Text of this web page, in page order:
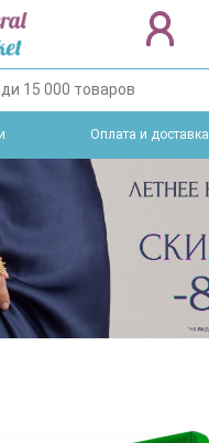
Оплата и доставка